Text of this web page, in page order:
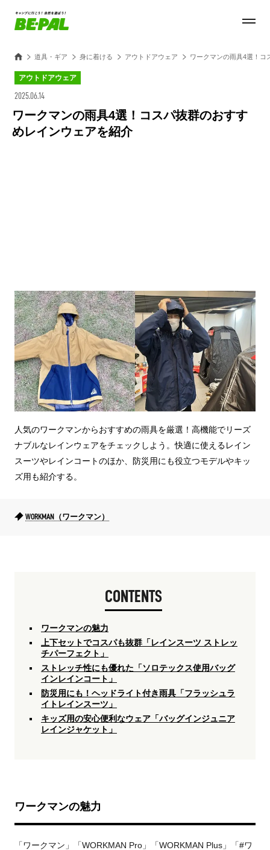
道具・ギア 身に着ける アウトドアウェア ワークマンの雨具4選！コ
アウトドアウェア
2025.06.14
ワークマンの雨具4選！コスパ抜群のおすす
めレインウェアを紹介
人気のワークマンからおすすめの雨具を厳選！高機能でリーズ
ナブルなレインウェアをチェックしよう。快適に使えるレイン
スーツやレインコートのほか、防災用にも役立つモデルやキッ
ズ用も紹介する。
WORKMAN（ワークマン）
CONTENTS
ワークマンの魅力
上下セットでコスパも抜群「レインスーツ ストレッ
チパーフェクト」
ストレッチ性にも優れた「ソロテックス使用バッグ
インレインコート」
防災用にも！ヘッドライト付き雨具「フラッシュラ
イトレインスーツ」
キッズ用の安心便利なウェア「バッグインジュニア
レインジャケット」
ワークマンの魅力
「ワークマン」「WORKMAN Pro」「WORKMAN Plus」「#ワ